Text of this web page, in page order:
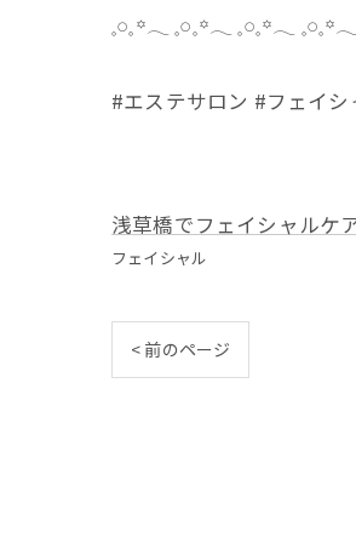
𓈒𓏸𓈒꙳𓂃 𓈒𓏸𓈒꙳𓂃 𓈒𓏸𓈒꙳𓂃
#エステサロン #フェイ
浅草橋でフェイシャルケ
フェイシャル
< 前のページ